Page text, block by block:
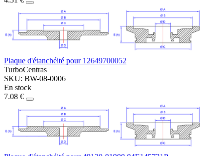
Plaque d'étanchéité pour 12649700052
TurboCentras
SKU: BW-08-0006
En stock
7.08 €